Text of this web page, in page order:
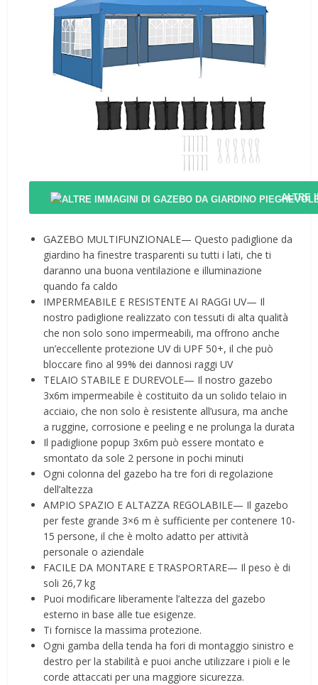
ALTRE
GAZEBO MULTIFUNZIONALE— Questo padiglione da
giardino ha finestre trasparenti su tutti i lati, che ti
daranno una buona ventilazione e illuminazione
quando fa caldo
IMPERMEABILE E RESISTENTE AI RAGGI UV— Il
nostro padiglione realizzato con tessuti di alta qualità
che non solo sono impermeabili, ma offrono anche
un’eccellente protezione UV di UPF 50+, il che può
bloccare fino al 99% dei dannosi raggi UV
TELAIO STABILE E DUREVOLE— Il nostro gazebo
3x6m impermeabile è costituito da un solido telaio in
acciaio, che non solo è resistente all’usura, ma anche
a ruggine, corrosione e peeling e ne prolunga la durata
Il padiglione popup 3x6m può essere montato e
smontato da sole 2 persone in pochi minuti
Ogni colonna del gazebo ha tre fori di regolazione
dell’altezza
AMPIO SPAZIO E ALTAZZA REGOLABILE— Il gazebo
per feste grande 3×6 m è sufficiente per contenere 10-
15 persone, il che è molto adatto per attività
personale o aziendale
FACILE DA MONTARE E TRASPORTARE— Il peso è di
soli 26,7 kg
Puoi modificare liberamente l’altezza del gazebo
esterno in base alle tue esigenze.
Ti fornisce la massima protezione.
Ogni gamba della tenda ha fori di montaggio sinistro e
destro per la stabilità e puoi anche utilizzare i pioli e le
corde attaccati per una maggiore sicurezza.